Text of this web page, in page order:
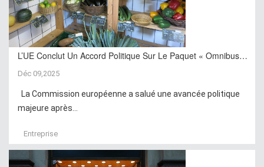
L’UE Conclut Un Accord Politique Sur Le Paquet « Omnibus…
Déc 09,2025
La Commission européenne a salué une avancée politique
majeure après...
Entreprise